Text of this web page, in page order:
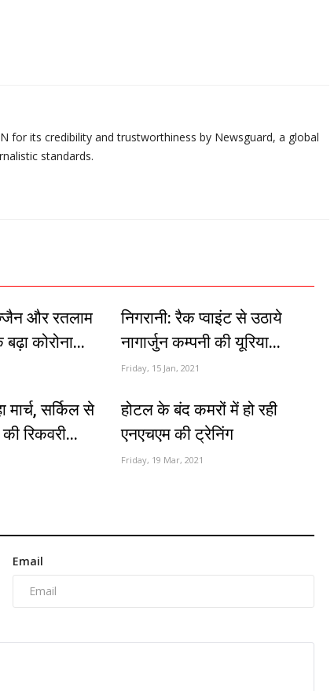
for its credibility and trustworthiness by Newsguard, a global
standards.
और रतलाम
कोरोना...
निगरानी: रैक प्वाइंट से उठाये
नागार्जुन कम्पनी की यूरिया...
Friday, 15 Jan, 2021
मार्च, सर्किल से
रिकवरी...
होटल के बंद कमरों में हो रही
एनएचएम की ट्रेनिंग
Friday, 19 Mar, 2021
Email